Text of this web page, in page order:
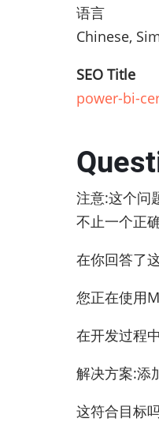
语言
Chinese,
SEO Title
power-bi-
注意:这个问
不止一个正
在你回答了
您正在使用
在开发过程
解决方案:添
这符合目标